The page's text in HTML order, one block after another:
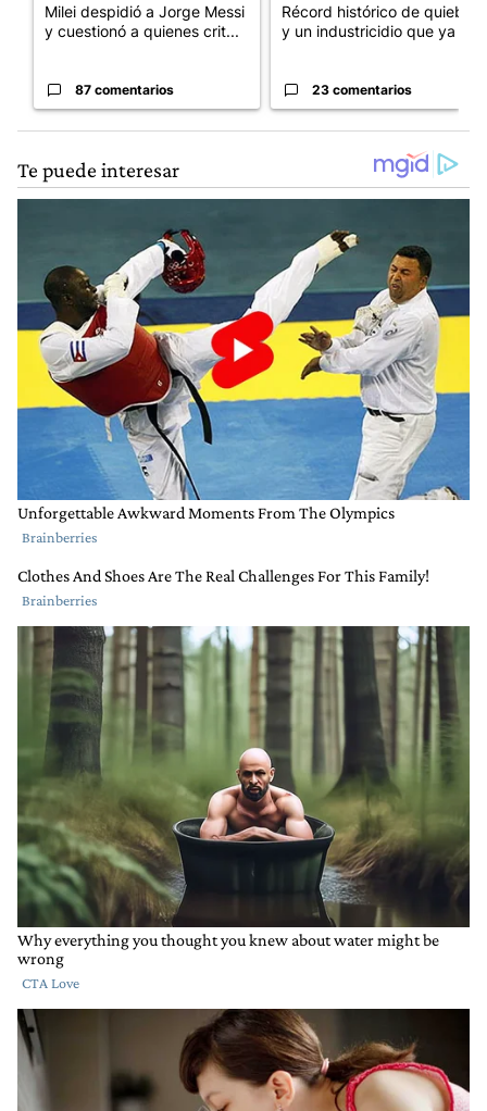
Milei despidió a Jorge Messi
y cuestionó a quienes crit...
87 comentarios
Récord histórico de quiebras
y un industricidio que ya ...
23 comentarios